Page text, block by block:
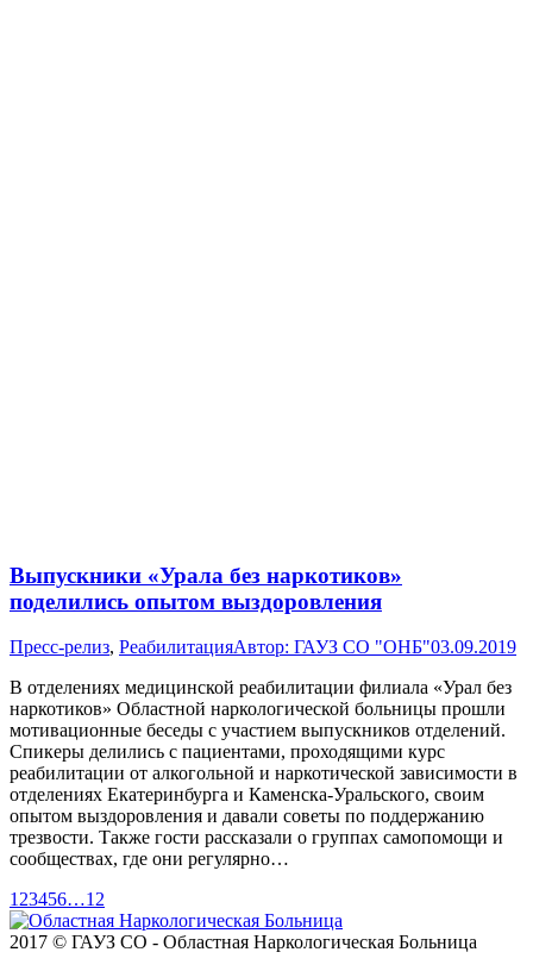
Выпускники «Урала без наркотиков»
поделились опытом выздоровления
Пресс-релиз, РеабилитацияАвтор: ГАУЗ СО "ОНБ"03.09.2019
В отделениях медицинской реабилитации филиала «Урал без
наркотиков» Областной наркологической больницы прошли
мотивационные беседы с участием выпускников отделений.
Спикеры делились с пациентами, проходящими курс
реабилитации от алкогольной и наркотической зависимости в
отделениях Екатеринбурга и Каменска-Уральского, своим
опытом выздоровления и давали советы по поддержанию
трезвости. Также гости рассказали о группах самопомощи и
сообществах, где они регулярно…
1 23456…12
2017 © ГАУЗ СО - Областная Наркологическая Больница